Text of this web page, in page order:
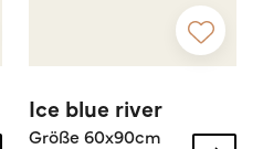
Ice blue river
Größe 60x90cm